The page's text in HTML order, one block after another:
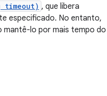
timeout) , que libera
especificado. No entanto,
mantê-lo por mais tempo do